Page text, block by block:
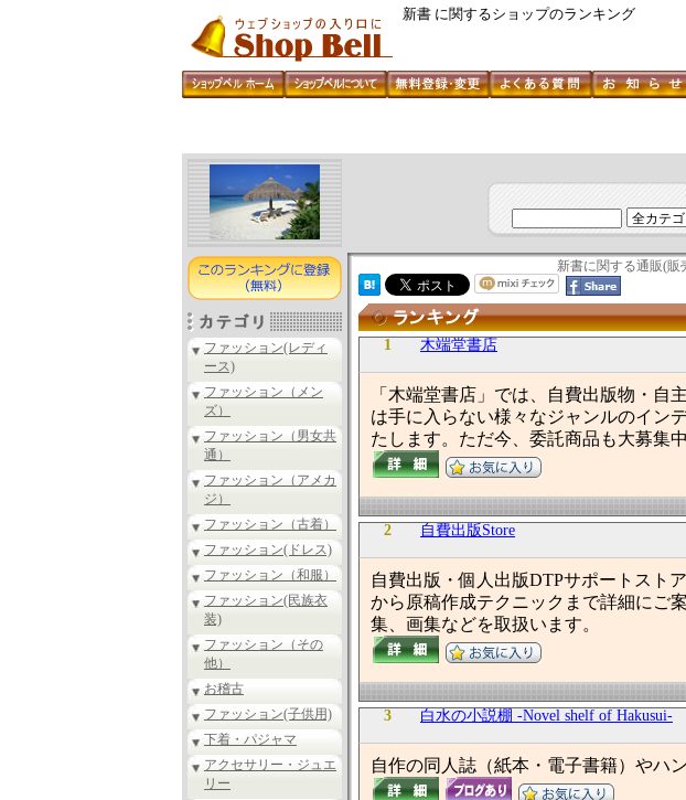
新書 に関するショップのランキング
ファッション(レディ
ース)
ファッション（メン
ズ）
ファッション（男女共
通）
ファッション（アメカ
ジ）
ファッション（古着）
ファッション(ドレス)
ファッション（和服）
ファッション(民族衣
装)
ファッション（その
他）
お稽古
ファッション(子供用)
下着・パジャマ
アクセサリー・ジュエ
リー
新書に関する通販(
1 木端堂書店
「木端堂書店」では、自費出版物・
は手に入らない様々なジャンルのイン
たします。ただ今、委託商品も大募集
2 自費出版Store
自費出版・個人出版DTPサポートスト
から原稿作成テクニックまで詳細にご
集、画集などを取扱います。
3 白水の小説棚 -Novel shelf of Hakusui-
自作の同人誌（紙本・電子書籍）やハ